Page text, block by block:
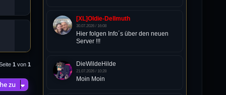
1 von 1
zu
[XL]Oldie-Dellmuth
30.07.2026 / 16:08
Hier folgen Info´s über den neuen
Server !!!
DieWildeHilde
21.07.2026 / 10:28
Moin Moin